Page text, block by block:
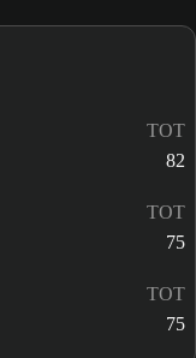
TOT
82
TOT
75
TOT
75